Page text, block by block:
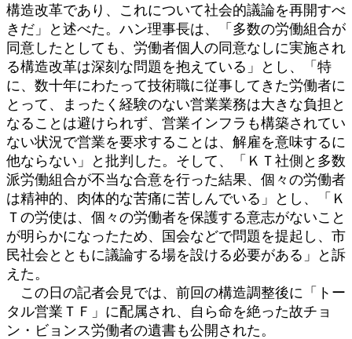
構造改革であり、これについて社会的議論を再開すべ
きだ」と述べた。ハン理事長は、「多数の労働組合が
同意したとしても、労働者個人の同意なしに実施され
る構造改革は深刻な問題を抱えている」とし、「特
に、数十年にわたって技術職に従事してきた労働者に
とって、まったく経験のない営業業務は大きな負担と
なることは避けられず、営業インフラも構築されてい
ない状況で営業を要求することは、解雇を意味するに
他ならない」と批判した。そして、「ＫＴ社側と多数
派労働組合が不当な合意を行った結果、個々の労働者
は精神的、肉体的な苦痛に苦しんでいる」とし、「Ｋ
Ｔの労使は、個々の労働者を保護する意志がないこと
が明らかになったため、国会などで問題を提起し、市
民社会とともに議論する場を設ける必要がある」と訴
えた。
この日の記者会見では、前回の構造調整後に「トー
タル営業ＴＦ」に配属され、自ら命を絶った故チョ
ン・ビョンス労働者の遺書も公開された。